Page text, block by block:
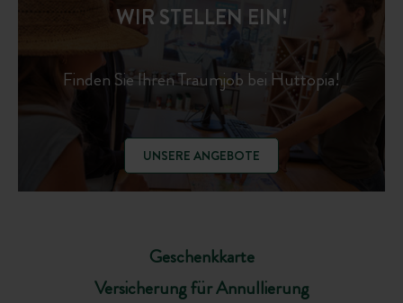
Geschenkkarte
Versicherung für Annullierung
WIR STELLEN EIN!
Finden Sie Ihren Traumjob bei Huttopia!
UNSERE ANGEBOTE